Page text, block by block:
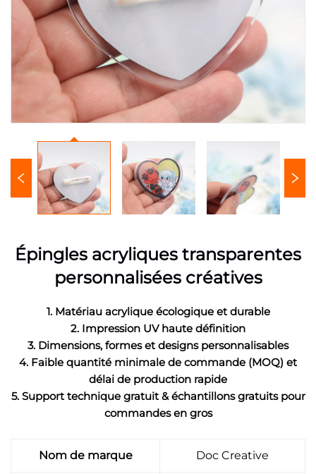
Épingles acryliques transparentes
personnalisées créatives
1. Matériau acrylique écologique et durable
2. Impression UV haute définition
3. Dimensions, formes et designs personnalisables
4. Faible quantité minimale de commande (MOQ) et
délai de production rapide
5. Support technique gratuit & échantillons gratuits pour
commandes en gros
Nom de marque Doc Creative